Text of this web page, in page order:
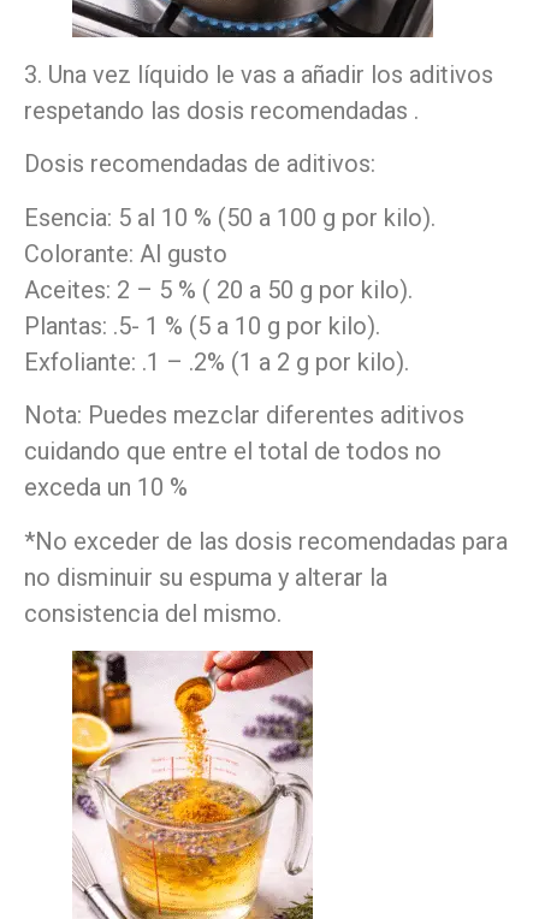
3. Una vez líquido le vas a añadir los aditivos
respetando las dosis recomendadas .
Dosis recomendadas de aditivos:
Esencia: 5 al 10 % (50 a 100 g por kilo).
Colorante: Al gusto
Aceites: 2 – 5 % ( 20 a 50 g por kilo).
Plantas: .5- 1 % (5 a 10 g por kilo).
Exfoliante: .1 – .2% (1 a 2 g por kilo).
Nota: Puedes mezclar diferentes aditivos
cuidando que entre el total de todos no
exceda un 10 %
*No exceder de las dosis recomendadas para
no disminuir su espuma y alterar la
consistencia del mismo.